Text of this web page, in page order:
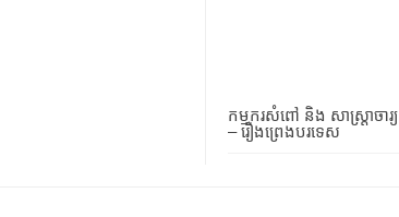
កម្មករសំពៅ និង សាស្រ្តាចារ្យ
– រឿងព្រេងបរទេស